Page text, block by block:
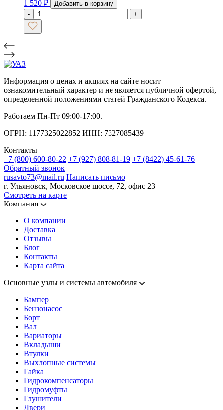
1 520 ₽
Добавить в корзину
-
+
Информация о ценах и акциях на сайте носит
ознакомительный характер и не является публичной офертой,
определенной положениями статей Гражданского Кодекса.
Работаем Пн-Пт 09:00-17:00.
ОГРН: 1177325022852 ИНН: 7327085439
Контакты
+7 (800) 600-80-22 +7 (927) 808-81-19 +7 (8422) 45-61-76
Обратный звонок
rusavto73@mail.ru Написать письмо
г. Ульяновск, Московское шоссе, 72, офис 23
Смотреть на карте
Компания
О компании
Доставка
Отзывы
Блог
Контакты
Карта сайта
Основные узлы и системы автомобиля
Бампер
Бензонасос
Борт
Вал
Вариаторы
Вкладыши
Втулки
Выхлопные системы
Гайка
Гидрокомпенсаторы
Гидромуфты
Глушители
Двери